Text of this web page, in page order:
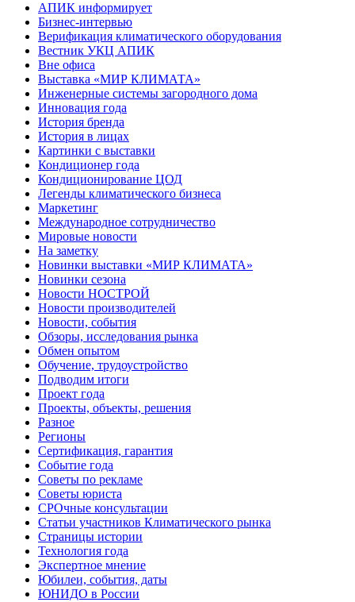
АПИК информирует
Бизнес-интервью
Верификация климатического оборудования
Вестник УКЦ АПИК
Вне офиса
Выставка «МИР КЛИМАТА»
Инженерные системы загородного дома
Инновация года
История бренда
История в лицах
Картинки с выставки
Кондиционер года
Кондиционирование ЦОД
Легенды климатического бизнеса
Маркетинг
Международное сотрудничество
Мировые новости
На заметку
Новинки выставки «МИР КЛИМАТА»
Новинки сезона
Новости НОСТРОЙ
Новости производителей
Новости, события
Обзоры, исследования рынка
Обмен опытом
Обучение, трудоустройство
Подводим итоги
Проект года
Проекты, объекты, решения
Разное
Регионы
Сертификация, гарантия
Событие года
Советы по рекламе
Советы юриста
СРОчные консультации
Статьи участников Климатического рынка
Страницы истории
Технология года
Экспертное мнение
Юбилеи, события, даты
ЮНИДО в России